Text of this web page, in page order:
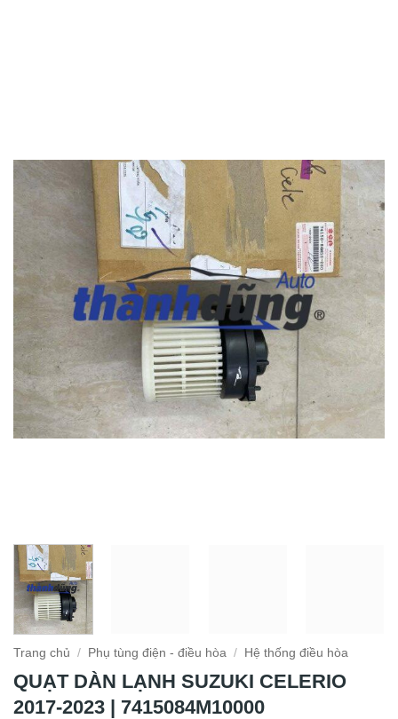
Trang chủ / Phụ tùng điện - điều hòa / Hệ thống điều hòa
QUẠT DÀN LẠNH SUZUKI CELERIO
2017-2023 | 7415084M10000